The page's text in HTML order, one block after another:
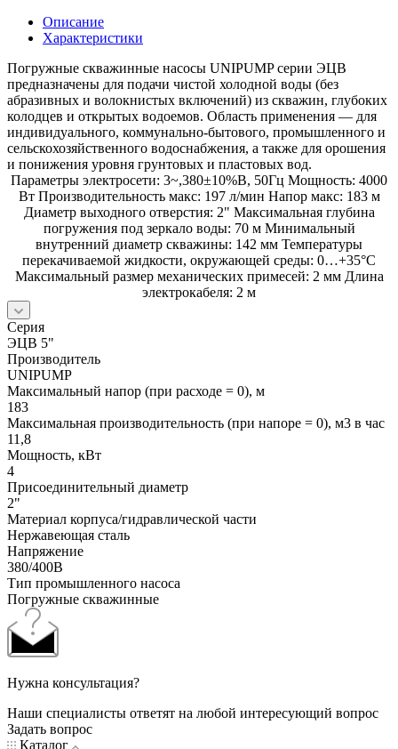
Описание
Характеристики
Погружные скважинные насосы UNIPUMP серии ЭЦВ
предназначены для подачи чистой холодной воды (без
абразивных и волокнистых включений) из скважин, глубоких
колодцев и открытых водоемов. Область применения — для
индивидуального, коммунально-бытового, промышленного и
сельскохозяйственного водоснабжения, а также для орошения
и понижения уровня грунтовых и пластовых вод.
Параметры электросети: 3~,380±10%В, 50Гц Мощность: 4000
Вт Производительность макс: 197 л/мин Напор макс: 183 м
Диаметр выходного отверстия: 2" Максимальная глубина
погружения под зеркало воды: 70 м Минимальный
внутренний диаметр скважины: 142 мм Температуры
перекачиваемой жидкости, окружающей среды: 0…+35°С
Максимальный размер механических примесей: 2 мм Длина
электрокабеля: 2 м
Серия
ЭЦВ 5"
Производитель
UNIPUMP
Максимальный напор (при расходе = 0), м
183
Максимальная производительность (при напоре = 0), м3 в час
11,8
Мощность, кВт
4
Присоединительный диаметр
2"
Материал корпуса/гидравлической части
Нержавеющая сталь
Напряжение
380/400В
Тип промышленного насоса
Погружные скважинные
Нужна консультация?
Наши специалисты ответят на любой интересующий вопрос
Задать вопрос
Каталог